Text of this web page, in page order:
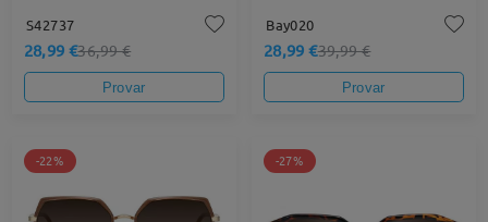
S42737
28,99 €36,99 €
Provar
Bay020
28,99 €39,99 €
Provar
-22% -27%